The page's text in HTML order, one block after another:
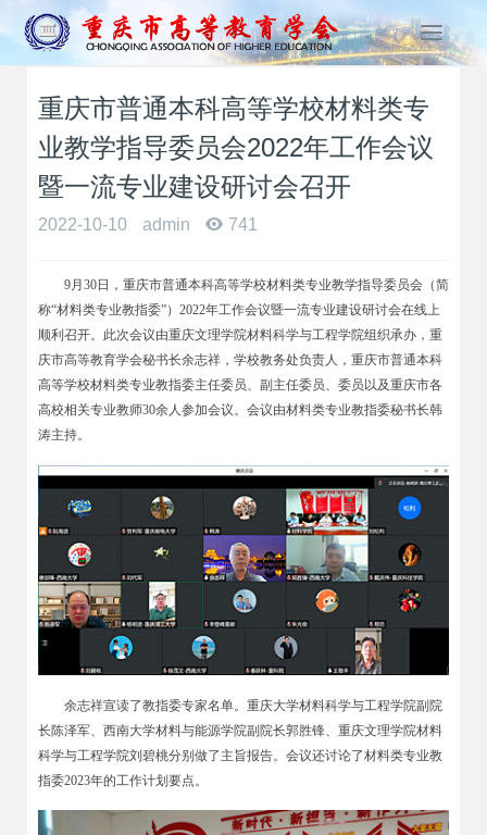
T
o
l
e
g
a
t
i
o
n
重庆市普通本科高等学校材料类专
业教学指导委员会2022年工作会议
暨一流专业建设研讨会召开
2022-10-10 admin 741
9月30日，重庆市普通本科高等学校材料类专业教学指导委员会（简
称“材料类专业教指委”）2022年工作会议暨一流专业建设研讨会在线上
顺利召开。此次会议由重庆文理学院材料科学与工程学院组织承办，重
庆市高等教育学会秘书长余志祥，学校教务处负责人，重庆市普通本科
高等学校材料类专业教指委主任委员、副主任委员、委员以及重庆市各
高校相关专业教师30余人参加会议。会议由材料类专业教指委秘书长韩
涛主持。
余志祥宣读了教指委专家名单。重庆大学材料科学与工程学院副院
长陈泽军、西南大学材料与能源学院副院长郭胜锋、重庆文理学院材料
科学与工程学院刘碧桃分别做了主旨报告。会议还讨论了材料类专业教
指委2023年的工作计划要点。